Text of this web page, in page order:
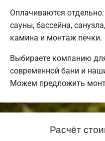
Оплачиваются
сауны, бассейна,
камина и монтаж печки.
Выбираете компанию
современной бани и
Можем предложить
Расчёт